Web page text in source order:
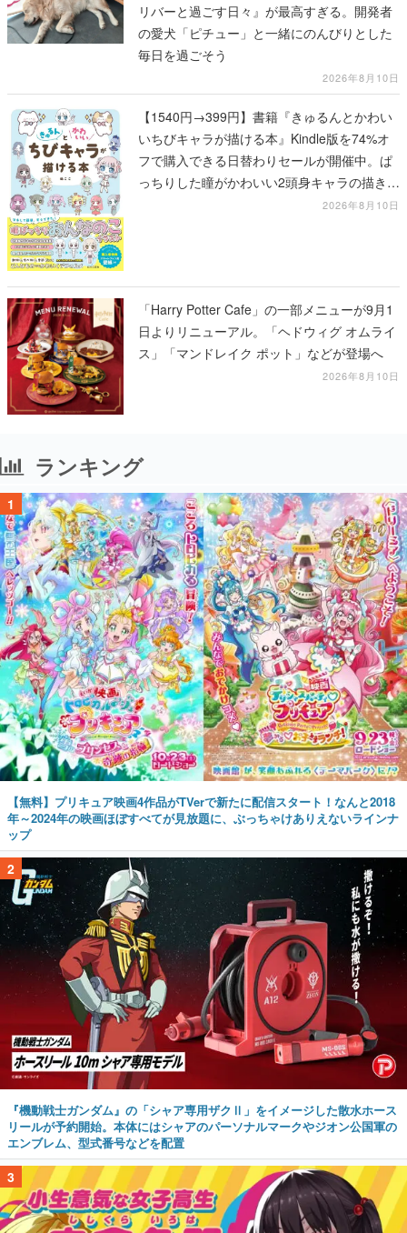
リバーと過ごす日々』が最高すぎる。開発者
の愛犬「ピチュー」と一緒にのんびりとした
毎日を過ごそう
2026年8月10日
【1540円→399円】書籍『きゅるんとかわい
いちびキャラが描ける本』Kindle版を74%オ
フで購入できる日替わりセールが開催中。ぱ
っちりした瞳がかわいい2頭身キャラの描き方
2026年8月10日
「Harry Potter Cafe」の一部メニューが9月1
日よりリニューアル。「ヘドウィグ オムライ
ス」「マンドレイク ポット」などが登場へ
2026年8月10日
ランキング
1
【無料】プリキュア映画4作品がTVerで新たに配信スタート！なんと2018
年～2024年の映画ほぼすべてが見放題に、ぶっちゃけありえないラインナ
ップ
2
『機動戦士ガンダム』の「シャア専用ザクⅡ」をイメージした散水ホース
リールが予約開始。本体にはシャアのパーソナルマークやジオン公国軍の
エンブレム、型式番号などを配置
3